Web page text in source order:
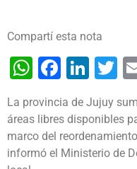
Compartí esta nota
WhatsApp
La provincia de Jujuy
áreas libres disponibles
marco del
informó el Ministerio de